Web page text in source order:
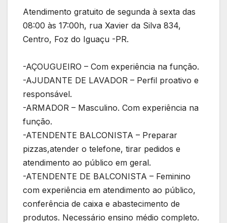
Atendimento gratuito de segunda à sexta das
08:00 às 17:00h, rua Xavier da Silva 834,
Centro, Foz do Iguaçu -PR.
-AÇOUGUEIRO – Com experiência na função.
-AJUDANTE DE LAVADOR – Perfil proativo e
responsável.
-ARMADOR – Masculino. Com experiência na
função.
-ATENDENTE BALCONISTA – Preparar
pizzas,atender o telefone, tirar pedidos e
atendimento ao público em geral.
-ATENDENTE DE BALCONISTA – Feminino
com experiência em atendimento ao público,
conferência de caixa e abastecimento de
produtos. Necessário ensino médio completo.